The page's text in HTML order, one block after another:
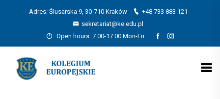
Adres: Ślusarska 9, 30-710 Kraków
+48 733 883 121
sekretariat@ke.edu.pl
Open hours: 7.00-17.00 Mon-Fri